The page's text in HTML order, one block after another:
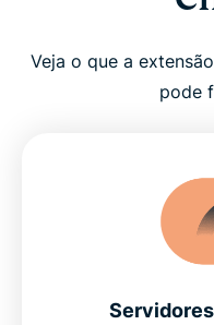
Veja o que a
pode